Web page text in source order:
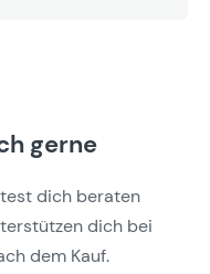
gerne
dich beraten
dich bei
dem Kauf.